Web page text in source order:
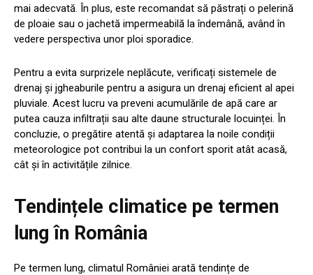
mai adecvată. În plus, este recomandat să păstrați o pelerină
de ploaie sau o jachetă impermeabilă la îndemână, având în
vedere perspectiva unor ploi sporadice.
Pentru a evita surprizele neplăcute, verificați sistemele de
drenaj și jgheaburile pentru a asigura un drenaj eficient al apei
pluviale. Acest lucru va preveni acumulările de apă care ar
putea cauza infiltrații sau alte daune structurale locuinței. În
concluzie, o pregătire atentă și adaptarea la noile condiții
meteorologice pot contribui la un confort sporit atât acasă,
cât și în activitățile zilnice.
Tendințele climatice pe termen
lung în România
Pe termen lung, climatul României arată tendințe de